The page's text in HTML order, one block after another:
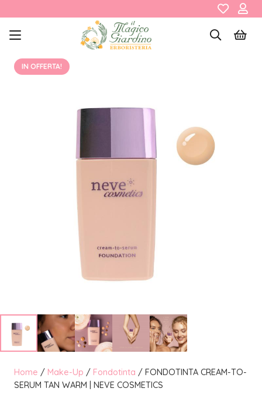
IN OFFERTA!
Home / Make-Up / Fondotinta / FONDOTINTA CREAM-TO-
SERUM TAN WARM | NEVE COSMETICS